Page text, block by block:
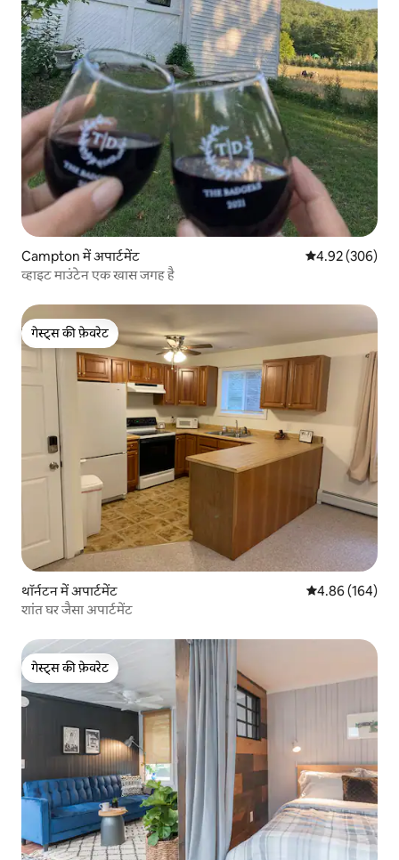
Campton में अपार्टमेंट औसत रेटिंग 5 में से
4.92 (306)
व्हाइट माउंटेन एक खास जगह है
गेस्ट्स की फ़ेवरेट
गेस्ट्स की फ़ेवरेट
थॉर्नटन में अपार्टमेंट औसत रेटिंग 5 में से
4.86 (164)
शांत घर जैसा अपार्टमेंट
गेस्ट्स की फ़ेवरेट
गेस्ट्स की फ़ेवरेट